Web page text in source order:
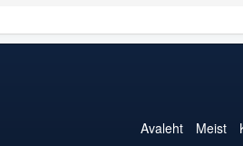
Avaleht Meist